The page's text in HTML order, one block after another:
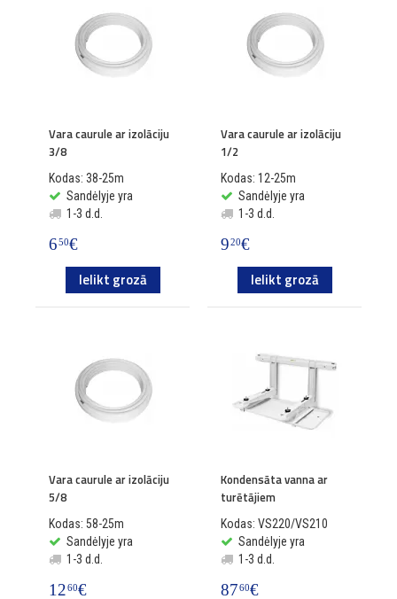
Vara caurule ar izolāciju
3/8
Kodas: 38-25m
Sandėlyje yra
1-3 d.d.
650€
Ielikt grozā
Vara caurule ar izolāciju
1/2
Kodas: 12-25m
Sandėlyje yra
1-3 d.d.
920€
Ielikt grozā
Vara caurule ar izolāciju
5/8
Kodas: 58-25m
Sandėlyje yra
1-3 d.d.
1260€
Kondensāta vanna ar
turētājiem
Kodas: VS220/VS210
Sandėlyje yra
1-3 d.d.
8760€